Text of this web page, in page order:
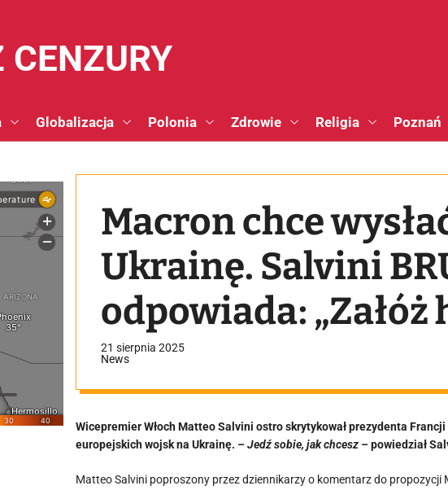
CENZURY
Globalizacja Polonia Zdrowie Religia Poznań
Macron chce
Ukrainę. Salvini
odpowiada: „Załóż
walczyć!”
21 sierpnia 2025
News
Wicepremier Włoch Matteo Salvini ostro skrytykował prezydenta
europejskich wojsk na Ukrainę. – Jedź sobie, jak chcesz – powiedział
Matteo Salvini poproszony przez dziennikarzy o komentarz do propozycji